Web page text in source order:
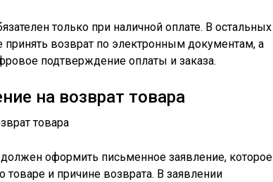
только при наличной оплате. В остальных
принять возврат по электронным документам, а
подтверждение оплаты и заказа.
на возврат товара
оформить письменное заявление, которое
и причине возврата. В заявлении